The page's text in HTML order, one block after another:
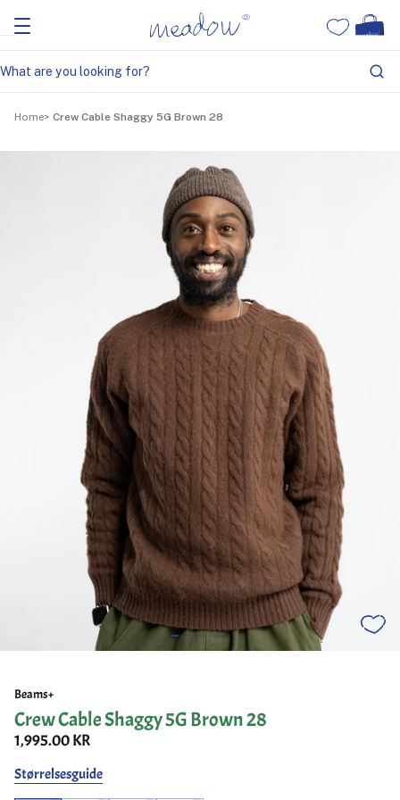
Home Crew Cable Shaggy 5G Brown 28
Beams+
Crew Cable Shaggy 5G Brown 28
1,995.00 KR
Størrelsesguide